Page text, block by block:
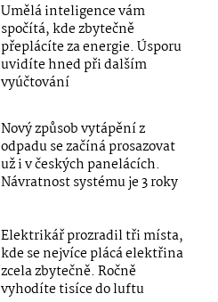
Umělá inteligence vám
spočítá, kde zbytečně
přeplácíte za energie. Úsporu
uvidíte hned při dalším
vyúčtování
Nový způsob vytápění z
odpadu se začíná prosazovat
už i v českých panelácích.
Návratnost systému je 3 roky
Elektrikář prozradil tři místa,
kde se nejvíce plácá elektřina
zcela zbytečně. Ročně
vyhodíte tisíce do luftu